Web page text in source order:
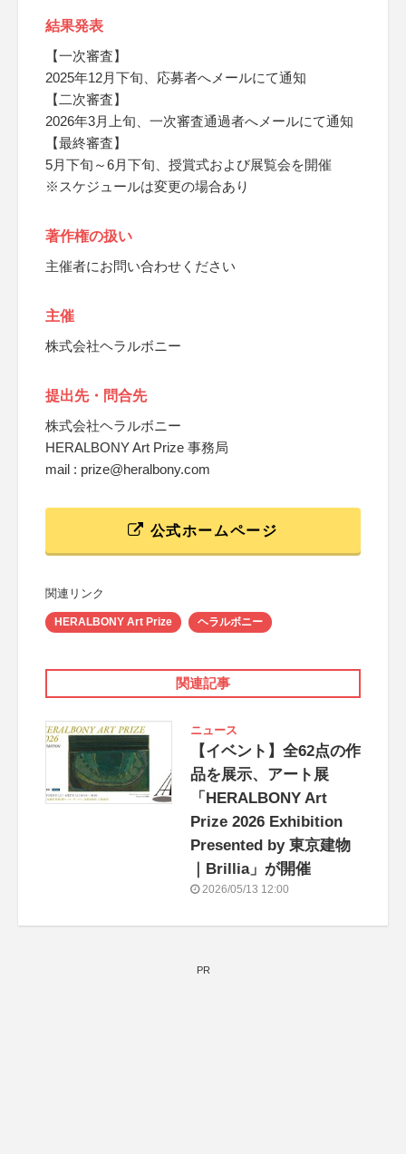
結果発表
【一次審査】
2025年12月下旬、応募者へメールにて通知
【二次審査】
2026年3月上旬、一次審査通過者へメールにて通知
【最終審査】
5月下旬～6月下旬、授賞式および展覧会を開催
※スケジュールは変更の場合あり
著作権の扱い
主催者にお問い合わせください
主催
株式会社ヘラルボニー
提出先・問合先
株式会社ヘラルボニー
HERALBONY Art Prize 事務局
mail : prize@heralbony.com
公式ホームページ
関連リンク
HERALBONY Art Prize ヘラルボニー
関連記事
ニュース
【イベント】全62点の作
品を展示、アート展
「HERALBONY Art
Prize 2026 Exhibition
Presented by 東京建物
｜Brillia」が開催
2026/05/13 12:00
PR